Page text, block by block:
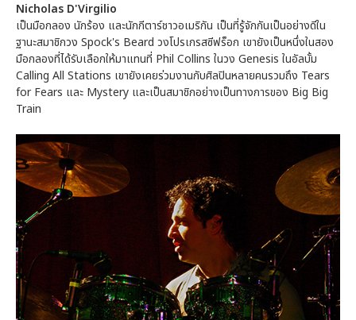
Nicholas D'Virgilio
เป็นมือกลอง นักร้อง และนักกีตาร์ชาวอเมริกัน เป็นที่รู้จักกันเป็นอย่างดีใน
ฐานะสมาชิกวง Spock's Beard วงโปรเกรสซีฟร็อก เขายังเป็นหนึ่งในสอง
มือกลองที่ได้รับเลือกให้มาแทนที่ Phil Collins ในวง Genesis ในอัลบั้ม
Calling All Stations เขายังเคยร่วมงานกับศิลปินหลายคนรวมถึง Tears
for Fears และ Mystery และเป็นสมาชิกอย่างเป็นทางการของ Big Big
Train